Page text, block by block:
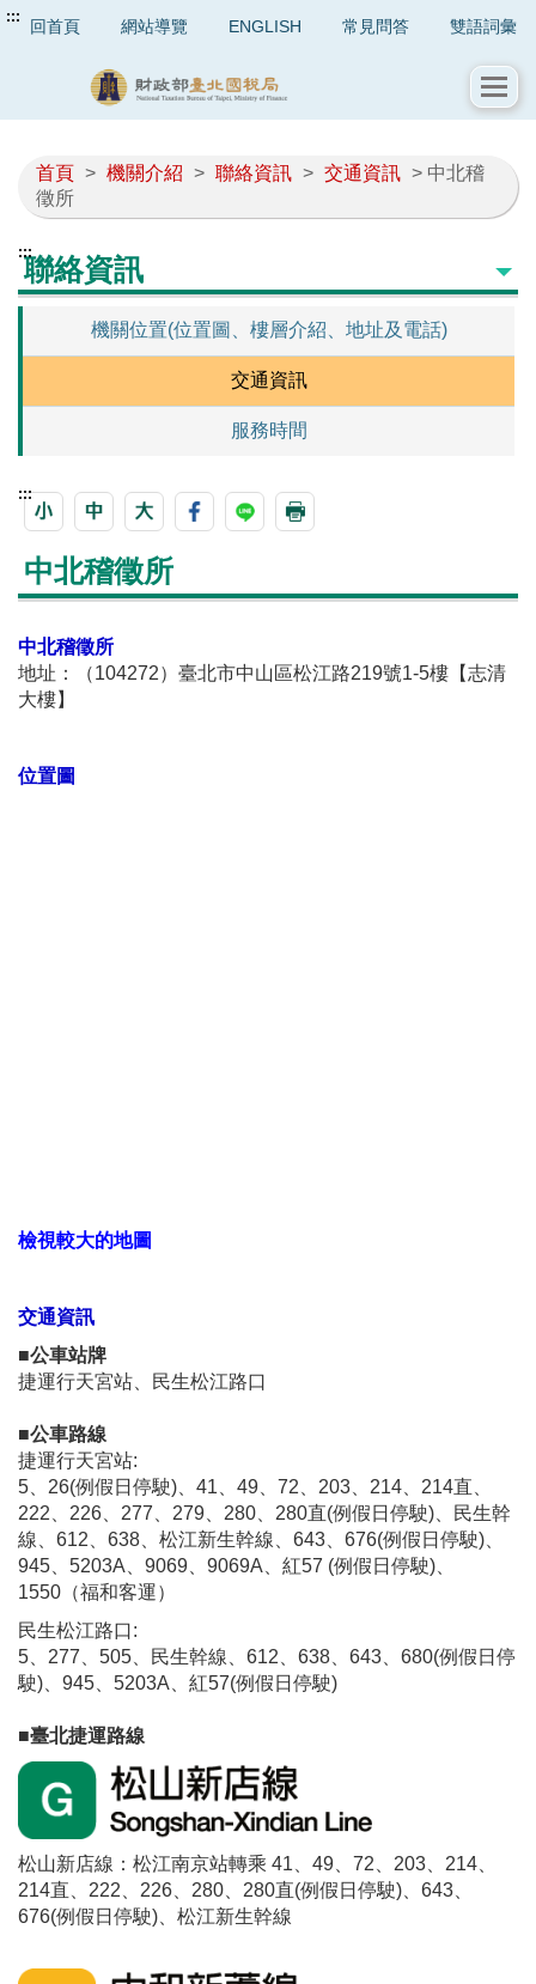
::: 回首頁 網站導覽 ENGLISH 常見問答 雙語詞彙
首頁 > 機關介紹 > 聯絡資訊 > 交通資訊 > 中北稽
徵所
:::聯絡資訊
機關位置(位置圖、樓層介紹、地址及電話)
交通資訊
服務時間
:::
中北稽徵所
中北稽徵所
地址：（104272）臺北市中山區松江路219號1-5樓【志清
大樓】
位置圖
檢視較大的地圖
交通資訊
■公車站牌
捷運行天宮站、民生松江路口
■公車路線
捷運行天宮站:
5、26(例假日停駛)、41、49、72、203、214、214直、
222、226、277、279、280、280直(例假日停駛)、民生幹
線、612、638、松江新生幹線、643、676(例假日停駛)、
945、5203A、9069、9069A、紅57 (例假日停駛)、
1550（福和客運）
民生松江路口:
5、277、505、民生幹線、612、638、643、680(例假日停
駛)、945、5203A、紅57(例假日停駛)
■臺北捷運路線
松山新店線：松江南京站轉乘 41、49、72、203、214、
214直、222、226、280、280直(例假日停駛)、643、
676(例假日停駛)、松江新生幹線